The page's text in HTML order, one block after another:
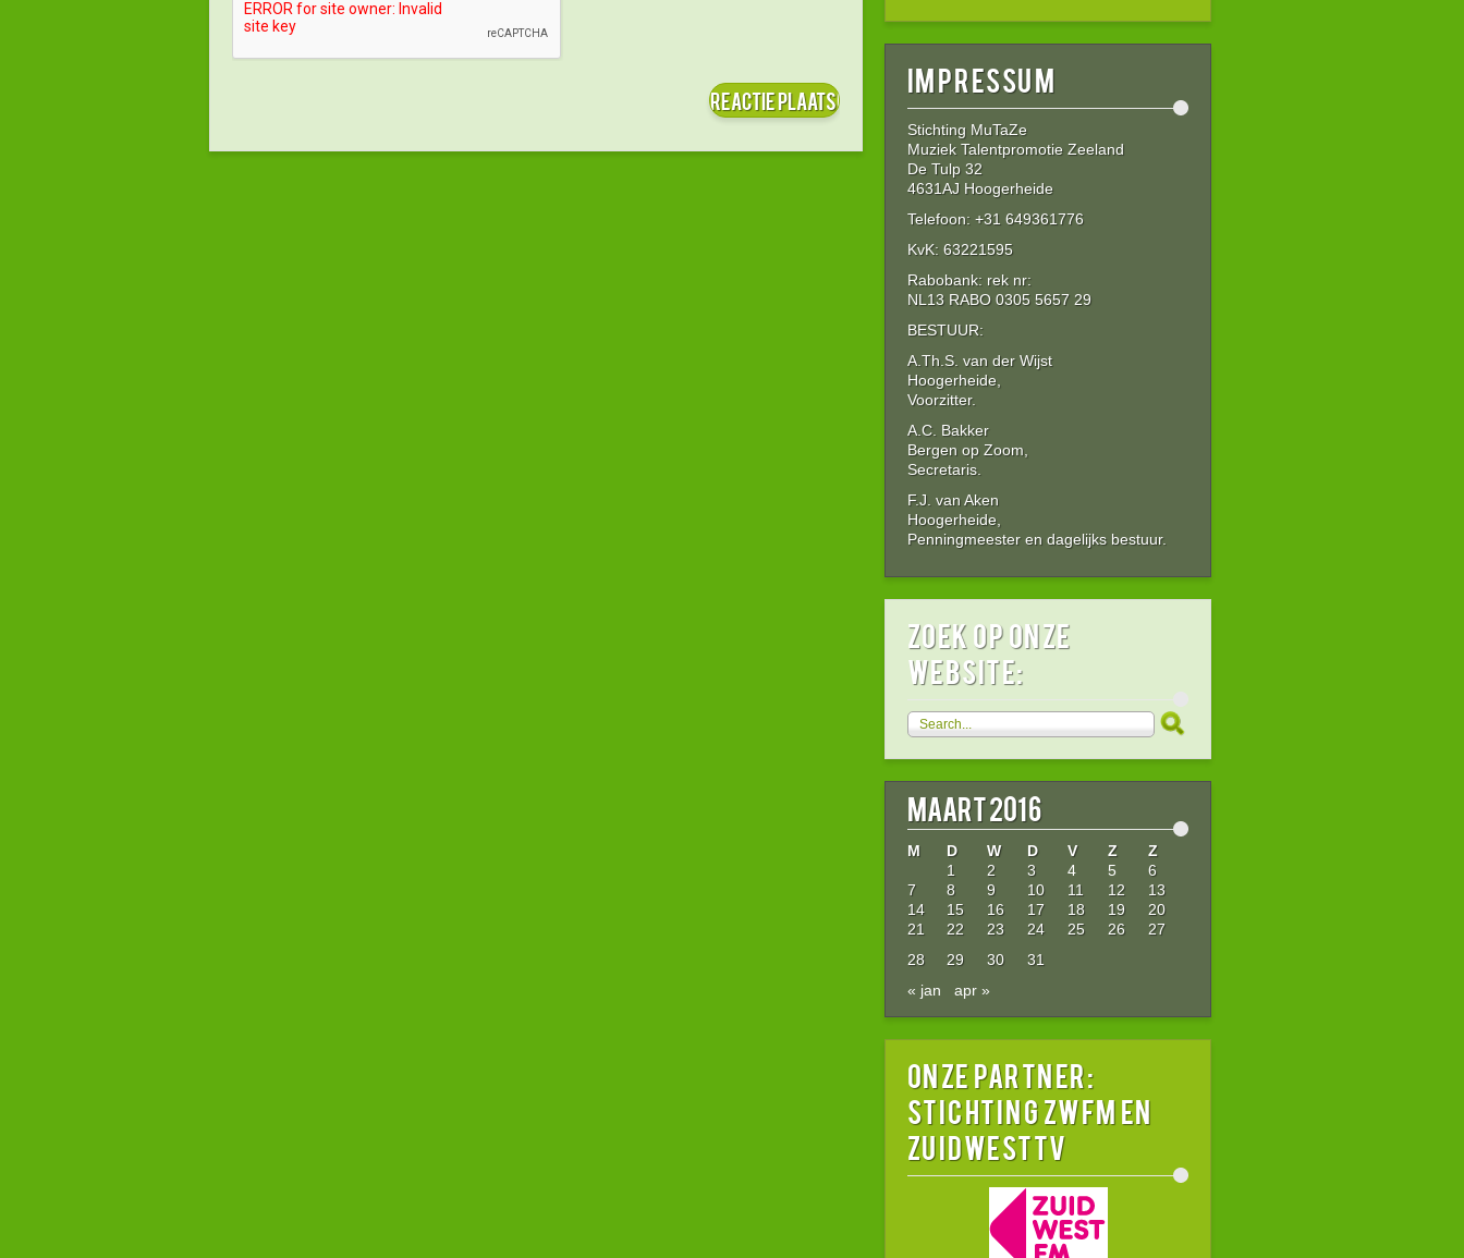
Impressum
Stichting MuTaZe
Muziek Talentpromotie Zeeland
De Tulp 32
4631AJ Hoogerheide
Telefoon: +31 649361776
KvK: 63221595
Rabobank: rek nr:
NL13 RABO 0305 5657 29
BESTUUR:
A.Th.S. van der Wijst
Hoogerheide,
Voorzitter.
A.C. Bakker
Bergen op Zoom,
Secretaris.
F.J. van Aken
Hoogerheide,
Penningmeester en dagelijks bestuur.
zoek op onze
website:
maart 2016
M D W D V Z
Z
1
2 3 4 5
6
7
8 9 10 11 12
13
14
15 16 17 18 19
20
21
22 23 24 25 26
27
28
29 30
31
« jan
apr »
Onze partner:
stichting ZWFM en
ZuidwestTV